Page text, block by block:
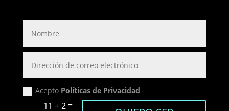
Acepto Políticas de Privacidad
11 + 2 =